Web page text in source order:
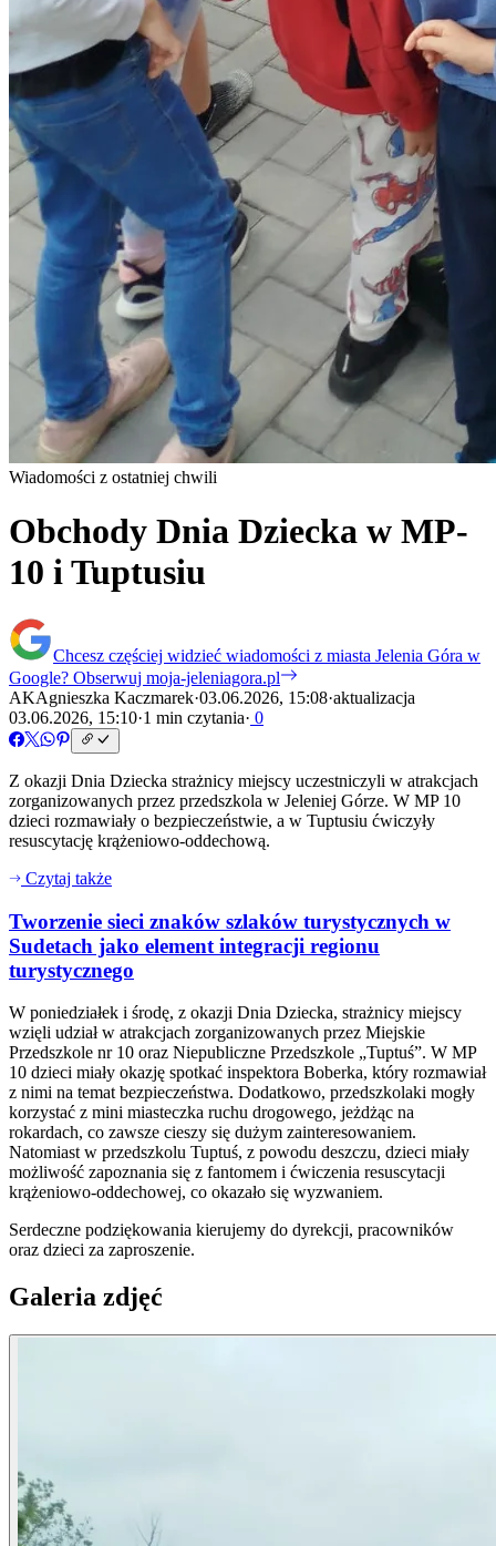
Wiadomości z ostatniej chwili
Obchody Dnia Dziecka w MP-
10 i Tuptusiu
Chcesz częściej widzieć wiadomości z miasta Jelenia Góra w
Google? Obserwuj moja-jeleniagora.pl
AKAgnieszka Kaczmarek·03.06.2026, 15:08·aktualizacja
03.06.2026, 15:10·1 min czytania· 0
Z okazji Dnia Dziecka strażnicy miejscy uczestniczyli w atrakcjach
zorganizowanych przez przedszkola w Jeleniej Górze. W MP 10
dzieci rozmawiały o bezpieczeństwie, a w Tuptusiu ćwiczyły
resuscytację krążeniowo-oddechową.
Czytaj także
Tworzenie sieci znaków szlaków turystycznych w
Sudetach jako element integracji regionu
turystycznego
W poniedziałek i środę, z okazji Dnia Dziecka, strażnicy miejscy
wzięli udział w atrakcjach zorganizowanych przez Miejskie
Przedszkole nr 10 oraz Niepubliczne Przedszkole „Tuptuś”. W MP
10 dzieci miały okazję spotkać inspektora Boberka, który rozmawiał
z nimi na temat bezpieczeństwa. Dodatkowo, przedszkolaki mogły
korzystać z mini miasteczka ruchu drogowego, jeżdżąc na
rokardach, co zawsze cieszy się dużym zainteresowaniem.
Natomiast w przedszkolu Tuptuś, z powodu deszczu, dzieci miały
możliwość zapoznania się z fantomem i ćwiczenia resuscytacji
krążeniowo-oddechowej, co okazało się wyzwaniem.
Serdeczne podziękowania kierujemy do dyrekcji, pracowników
oraz dzieci za zaproszenie.
Galeria zdjęć